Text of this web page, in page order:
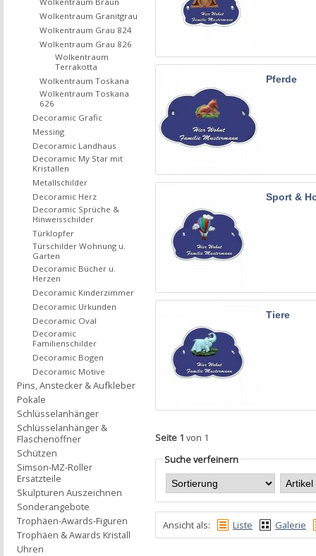
Pferde
Sport &
Tiere
Seite 1 von 1
Suche verfeinern
Ansicht als: Liste Galerie
Wolkentraum Granitgrau
Wolkentraum Grau 824
Wolkentraum Grau 826
Wolkentraum
Terrakotta
Wolkentraum Toskana
Wolkentraum Toskana
626
Decoramic Grafic
Messing
Decoramic Landhaus
Decoramic My Star mit
Kristallen
Metallschilder
Decoramic Herz
Decoramic Sprüche &
Hinweisschilder
Türklopfer
Türschilder Wohnung u.
Garten
Decoramic Bücher u.
Herzen
Decoramic Kinderzimmer
Decoramic Urkunden
Decoramic Oval
Decoramic
Familienschilder
Decoramic Bogen
Decoramic Motive
Pins, Anstecker & Aufkleber
Pokale
Schlüsselanhänger
Schlüsselanhänger &
Flaschenöffner
Schützen
Simson-MZ-Roller
Ersatzteile
Skulpturen Auszeichnen
Sonderangebote
Trophäen-Awards-Figuren
Trophäen & Awards Kristall
Uhren